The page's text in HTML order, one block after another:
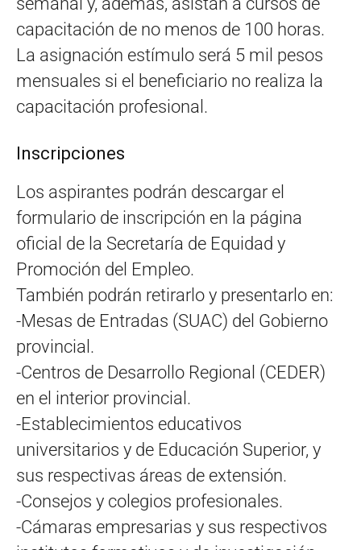
capacitación de no menos de 100 horas.
La asignación estímulo será 5 mil pesos
mensuales si el beneficiario no realiza la
capacitación profesional.
Inscripciones
Los aspirantes podrán descargar el
formulario de inscripción en la página
oficial de la Secretaría de Equidad y
Promoción del Empleo.
También podrán retirarlo y presentarlo en:
-Mesas de Entradas (SUAC) del Gobierno
provincial.
-Centros de Desarrollo Regional (CEDER)
en el interior provincial.
-Establecimientos educativos
universitarios y de Educación Superior, y
sus respectivas áreas de extensión.
-Consejos y colegios profesionales.
-Cámaras empresarias y sus respectivos